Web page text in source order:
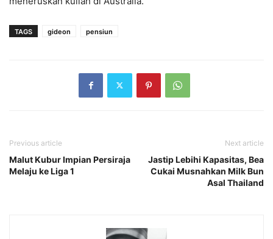
TAGS gideon pensiun
Previous article
Malut Kubur Impian Persiraja
Melaju ke Liga 1
Next article
Jastip Lebihi Kapasitas, Bea
Cukai Musnahkan Milk Bun
Asal Thailand